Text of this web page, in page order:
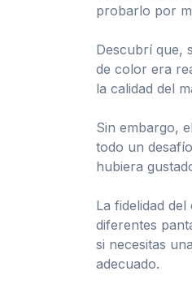
probarlo por
Descubrí que,
de color era
la calidad del
Sin embargo,
todo un
hubiera
La fidelidad
diferentes
si necesitas
adecuado.